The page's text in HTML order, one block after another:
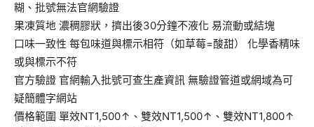
糊、批號無法官網驗證
果凍質地 濃稠膠狀，擠出後30分鐘不液化 易流動或結塊
口味一致性 每包味道與標示相符（如草莓=酸甜） 化學香精味
或與標示不符
官方驗證 官網輸入批號可查生產資訊 無驗證管道或網域為可
疑簡體字網站
價格範圍 單效NT1,500↑、雙效NT1,500↑、雙效NT1,800↑